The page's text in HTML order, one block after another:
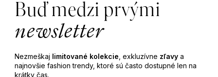
Buď medzi prvými
newsletter
Nezmeškaj limitované kolekcie , exkluzívne zľavy a
najnovšie fashion trendy, ktoré sú často dostupné len na
krátky čas.